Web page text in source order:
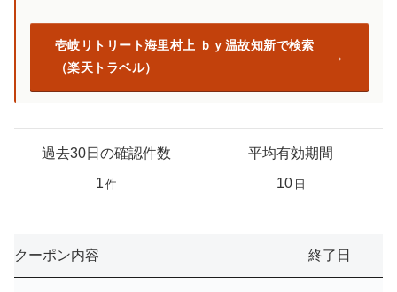
壱岐リトリート海里村上 ｂｙ温故知新で検索
（楽天トラベル）
過去30日の確認件数
1件
平均有効期間
10 日
クーポン内容 終了日